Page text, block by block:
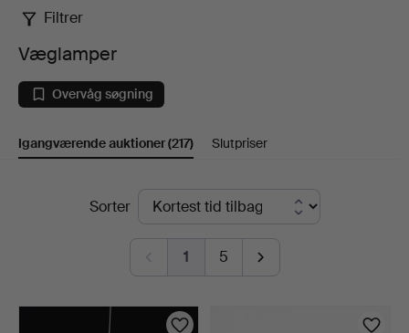
Væglamper
Filtrer
Væglamper
Overvåg søgning
Igangværende auktioner(217) Slutpriser
Igangværende
Sorter
1 5